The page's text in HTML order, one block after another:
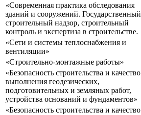
«Современная практика обследования
зданий и сооружений. Государственный
строительный надзор, строительный
контроль и экспертиза в строительстве.
«Сети и системы теплоснабжения и
вентиляции»
«Строительно-монтажные работы»
«Безопасность строительства и качество
выполнения геодезических,
подготовительных и земляных работ,
устройства оснований и фундаментов»
«Безопасность строительства и качество